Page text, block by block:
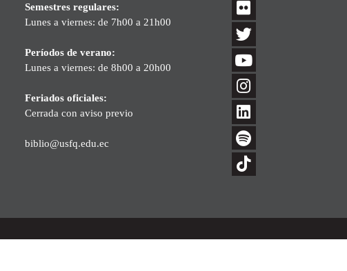
Semestres regulares:
Lunes a viernes: de 7h00 a 21h00
Períodos de verano:
Lunes a viernes: de 8h00 a 20h00
Feriados oficiales:
Cerrada con aviso previo
biblio@usfq.edu.ec